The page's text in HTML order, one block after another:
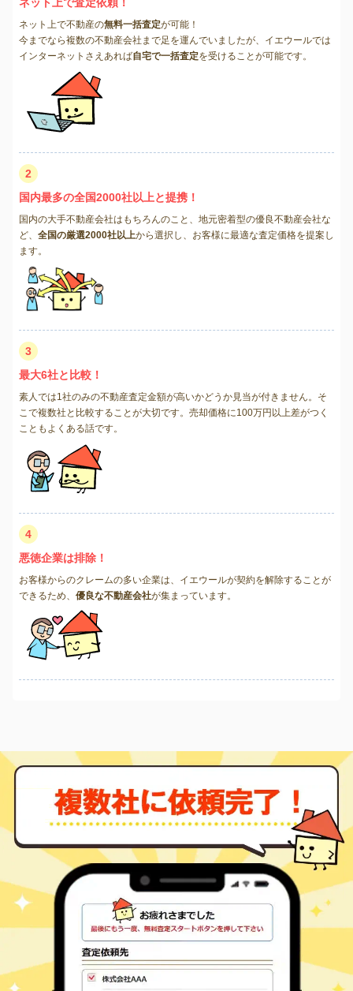
ネット上で査定依頼！
ネット上で不動産の無料一括査定が可能！
今までなら複数の不動産会社まで足を運んでいましたが、イエウールでは
インターネットさえあれば自宅で一括査定を受けることが可能です。
2
国内最多の全国2000社以上と提携！
国内の大手不動産会社はもちろんのこと、地元密着型の優良不動産会社な
ど、 全国の厳選2000社以上から選択し、お客様に最適な査定価格を提案し
ます。
3
最大6社と比較！
素人では1社のみの不動産査定金額が高いかどうか見当が付きません。そ
こで複数社と比較することが大切です。売却価格に100万円以上差がつく
こともよくある話です。
4
悪徳企業は排除！
お客様からのクレームの多い企業は、イエウールが契約を解除することが
できるため、 優良な不動産会社が集まっています。